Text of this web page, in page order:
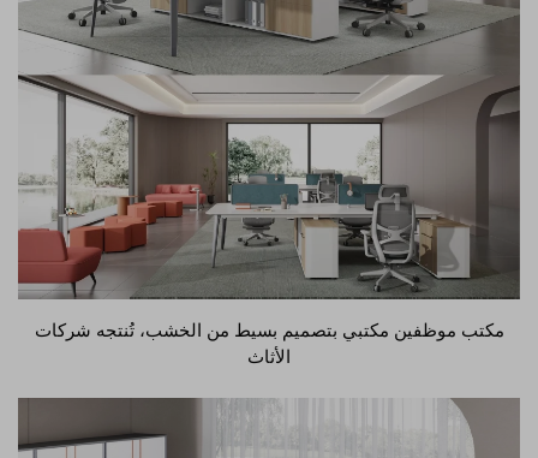
مكتب موظفين مكتبي بتصميم بسيط من الخشب، تُنتجه شركات
الأثاث